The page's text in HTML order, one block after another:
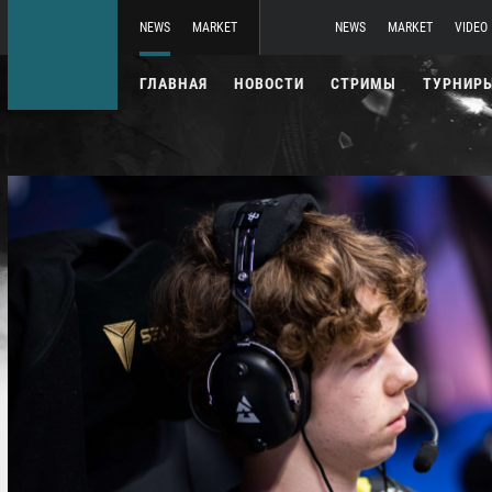
NEWS MARKET NEWS MARKET VIDEO
ГЛАВНАЯ НОВОСТИ СТРИМЫ